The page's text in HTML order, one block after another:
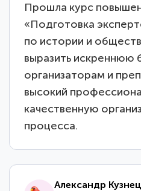
Прошла курс
«Подготовка
по истории и
выразить искреннюю
организаторам и
высокий
качественную
процесса.
Александр